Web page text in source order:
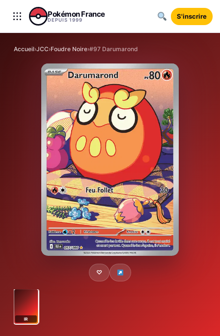
Aller au contenu
Pokémon France
DEPUIS 1999 S'inscrire
Accueil›JCC›Foudre Noire›#97 Darumarond
♡
IR